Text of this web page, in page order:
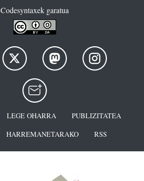
Codesyntaxek garatua
LEGE OHARRA
PUBLIZITATEA
HARREMANETARAKO RSS